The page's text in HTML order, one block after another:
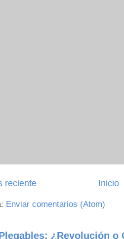
reciente Inicio
Enviar comentarios (Atom)
¿Revolución o